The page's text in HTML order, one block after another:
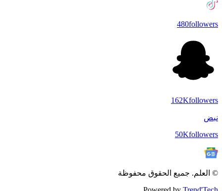
480followers
162Kfollowers
نبض
50Kfollowers
© العلم. جميع الحقوق محفوظة